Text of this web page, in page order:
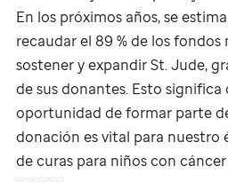
En los próximos años, se
recaudar el 89 % de los fondos
sostener y expandirSt. Jude,
de sus donantes. Esto
oportunidad de formar parte
donación es vital para nuestro
de curas para niños con